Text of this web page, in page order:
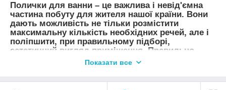
Полички для ванни – це важлива і невід'ємна
частина побуту для жителя нашої країни. Вони
дають можливість не тільки розмістити
максимальну кількість необхідних речей, але і
поліпшити, при правильному підборі,
естетичний вигляд приміщення. Правильно
розставлені у ванній кімнаті полички, різко
Показати все